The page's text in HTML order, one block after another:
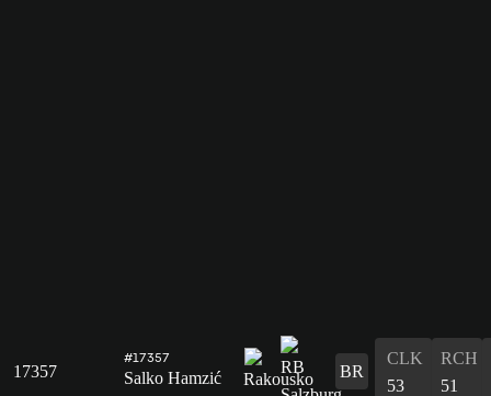
17357
#17357
Salko Hamzić BR
CLK
53
RCH
51